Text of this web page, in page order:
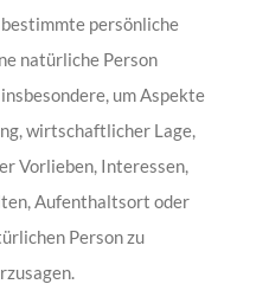
persönliche
natürliche Person
um Aspekte
wirtschaftlicher Lage,
Vorlieben, Interessen,
Aufenthaltsort oder
Person zu